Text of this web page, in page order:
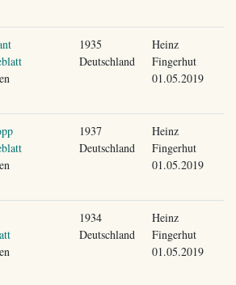
1935
Deutschland
Heinz
Fingerhut
01.05.2019
1937
Deutschland
Heinz
Fingerhut
01.05.2019
1934
Deutschland
Heinz
Fingerhut
01.05.2019